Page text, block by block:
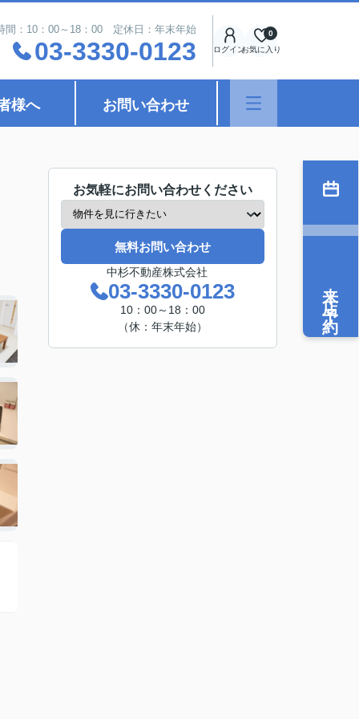
間：10：00～18：00 定休日：年末年始
03-3330-0123 ログインお気に入り
0
様へ お問い合わせ
お気軽にお問い合わせください
無料お問い合わせ
中杉不動産株式会社
03-3330-0123
10：00～18：00
（休：年末年始）
来店予約